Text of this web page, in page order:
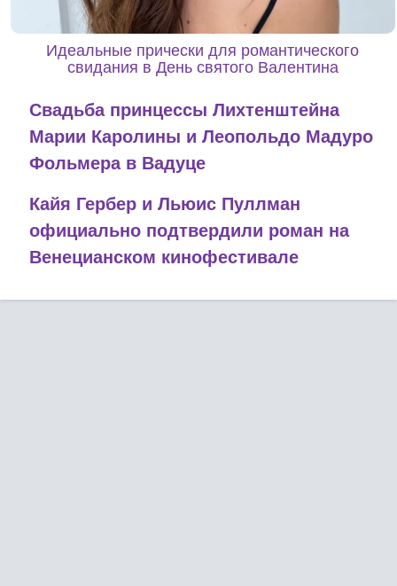
Идеальные прически для романтического
свидания в День святого Валентина
Свадьба принцессы Лихтенштейна
Марии Каролины и Леопольдо Мадуро
Фольмера в Вадуце
Кайя Гербер и Льюис Пуллман
официально подтвердили роман на
Венецианском кинофестивале